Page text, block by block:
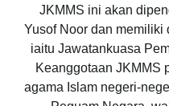
JKMMS ini akan
Yusof Noor dan
iaitu Jawatankuasa
Keanggotaan JKMMS
agama Islam negeri-